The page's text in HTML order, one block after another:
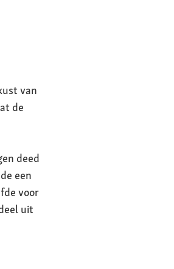
van
de
deed
een
voor
uit